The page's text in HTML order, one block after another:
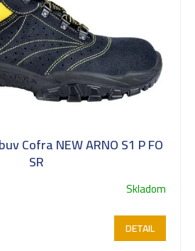
Cofra NEW ARNO S1 P FO
SR
Skladom
DETAIL